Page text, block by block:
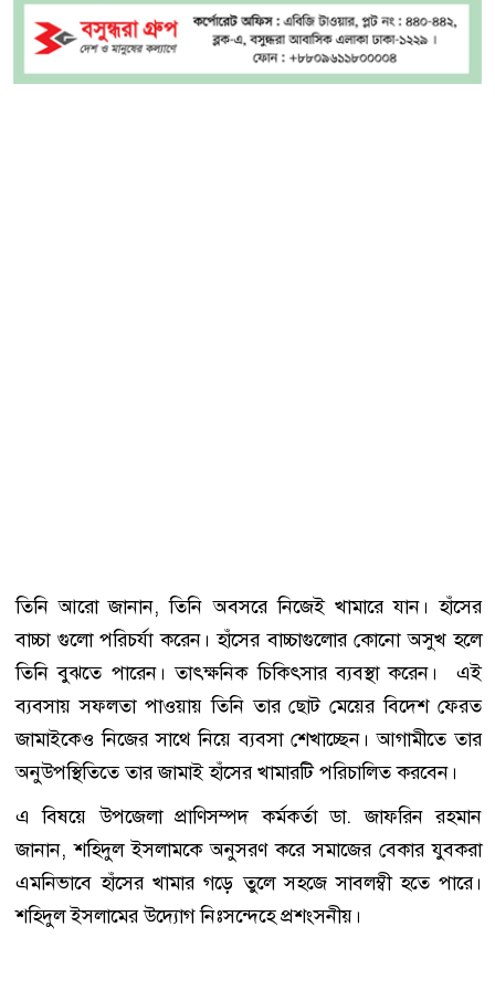
তিনি আরো জানান, তিনি অবসরে নিজেই খামারে যান। হাঁসের
বাচ্চা গুলো পরিচর্যা করেন। হাঁসের বাচ্চাগুলোর কোনো অসুখ হলে
তিনি বুঝতে পারেন। তাৎক্ষনিক চিকিৎসার ব্যবস্থা করেন। এই
ব্যবসায় সফলতা পাওয়ায় তিনি তার ছোট মেয়ের বিদেশ ফেরত
জামাইকেও নিজের সাথে নিয়ে ব্যবসা শেখাচ্ছেন। আগামীতে তার
অনুউপস্থিতিতে তার জামাই হাঁসের খামারটি পরিচালিত করবেন।
এ বিষয়ে উপজেলা প্রাণিসম্পদ কর্মকর্তা ডা. জাফরিন রহমান
জানান, শহিদুল ইসলামকে অনুসরণ করে সমাজের বেকার যুবকরা
এমনিভাবে হাঁসের খামার গড়ে তুলে সহজে সাবলম্বী হতে পারে।
শহিদুল ইসলামের উদ্যোগ নিঃসন্দেহে প্রশংসনীয়।